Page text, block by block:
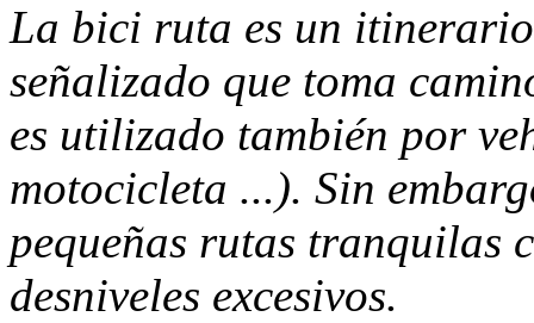
La bici ruta es un
señalizado que toma
es utilizado también por
motocicleta ...). Sin
pequeñas rutas tranquilas
desniveles excesivos.